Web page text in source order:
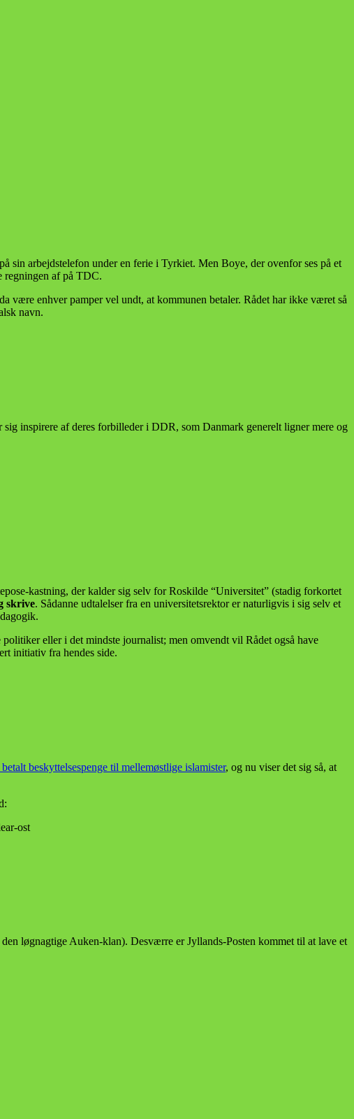
sin arbejdstelefon under en ferie i Tyrkiet. Men Boye, der ovenfor ses på et
regningen af på TDC.
være enhver pamper vel undt, at kommunen betaler. Rådet har ikke været så
navn.
inspirere af deres forbilleder i DDR, som Danmark generelt ligner mere og
kastning, der kalder sig selv for Roskilde “Universitet” (stadig forkortet
skrive. Sådanne udtalelser fra en universitetsrektor er naturligvis i sig selv et
eller i det mindste journalist; men omvendt vil Rådet også have
initiativ fra hendes side.
beskyttelsespenge til mellemøstlige islamister, og nu viser det sig så, at
løgnagtige Auken-klan). Desværre er Jyllands-Posten kommet til at lave et